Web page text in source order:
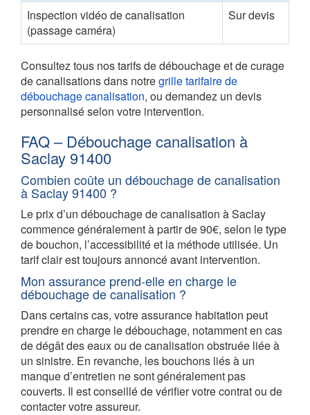
Inspection vidéo de canalisation
(passage caméra)
Sur devis
Consultez tous nos tarifs de débouchage et de curage
de canalisations dans notregrille tarifaire de
débouchage canalisation, ou demandez un devis
personnalisé selon votre intervention.
FAQ – Débouchage canalisation à
Saclay 91400
Combien coûte un débouchage de canalisation
à Saclay 91400 ?
Le prix d’un débouchage de canalisation à Saclay
commence généralement à partir de 90€, selon le type
de bouchon, l’accessibilité et la méthode utilisée. Un
tarif clair est toujours annoncé avant intervention.
Mon assurance prend-elle en charge le
débouchage de canalisation ?
Dans certains cas, votre assurance habitation peut
prendre en charge le débouchage, notamment en cas
de dégât des eaux ou de canalisation obstruée liée à
un sinistre. En revanche, les bouchons liés à un
manque d’entretien ne sont généralement pas
couverts. Il est conseillé de vérifier votre contrat ou de
contacter votre assureur.